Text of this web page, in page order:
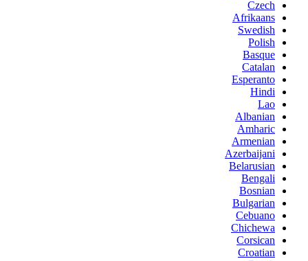
Czech
Afrikaans
Swedish
Polish
Basque
Catalan
Esperanto
Hindi
Lao
Albanian
Amharic
Armenian
Azerbaijani
Belarusian
Bengali
Bosnian
Bulgarian
Cebuano
Chichewa
Corsican
Croatian